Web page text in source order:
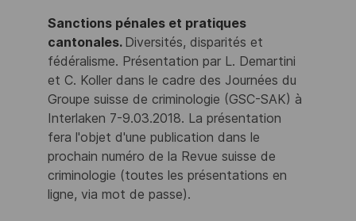
Sanctions pénales et pratiques
cantonales. Diversités, disparités et
fédéralisme. Présentation par L. Demartini
et C. Koller dans le cadre des Journées du
Groupe suisse de criminologie (GSC-SAK) à
Interlaken 7-9.03.2018. La présentation
fera l'objet d'une publication dans le
prochain numéro de la Revue suisse de
criminologie (toutes les présentations en
ligne, via mot de passe).